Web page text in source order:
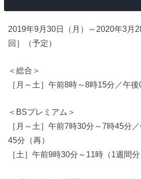
2019年9月30日（月）～2020年3月
回］（予定）
＜総合＞
［月～土］午前8時～8時15分／午
＜BSプレミアム＞
［月～土］午前7時30分～7時45分
45分（再）
［土］午前9時30分～11時（1週間分